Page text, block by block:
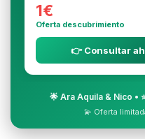
1€
Oferta descubrimiento
👉 Consultar
🌟 Ara Aquila & Nico •
💫 Oferta